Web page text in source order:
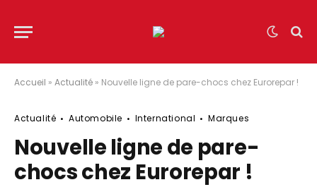
Accueil » Actualité » Nouvelle ligne de pare-chocs chez Eurorepar !
Actualité Automobile International Marques
Nouvelle ligne de pare-
chocs chez Eurorepar !